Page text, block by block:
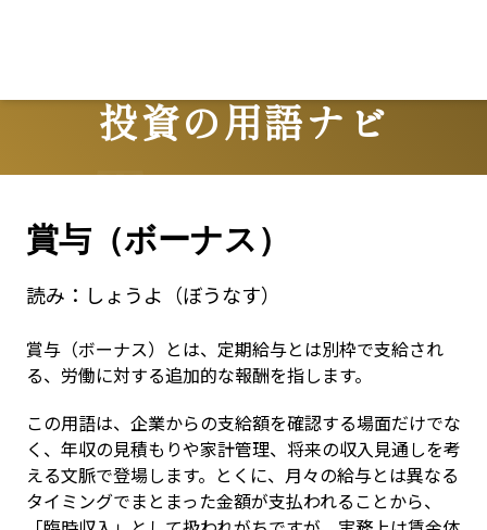
投資の用語ナビ
Terms
賞与（ボーナス）
読み： しょうよ（ぼうなす）
賞与（ボーナス）とは、定期給与とは別枠で支給され
る、労働に対する追加的な報酬を指します。
この用語は、企業からの支給額を確認する場面だけでな
く、年収の見積もりや家計管理、将来の収入見通しを考
える文脈で登場します。とくに、月々の給与とは異なる
タイミングでまとまった金額が支払われることから、